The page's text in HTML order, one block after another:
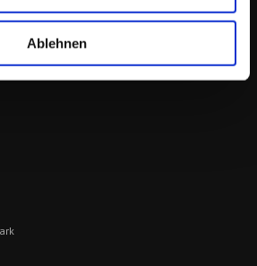
Ablehnen
In- & Ausland tätig.